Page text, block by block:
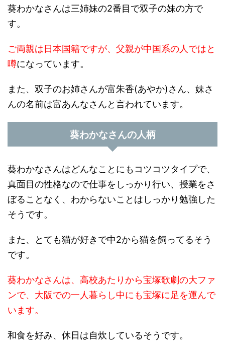
葵わかなさんは三姉妹の2番目で双子の妹の方で
す。
ご両親は日本国籍ですが、父親が中国系の人ではと
噂になっています。
また、双子のお姉さんが富朱香(あやか)さん、妹さ
んの名前は富あんなさんと言われています。
葵わかなさんの人柄
葵わかなさんはどんなことにもコツコツタイプで、
真面目の性格なので仕事をしっかり行い、授業をさ
ぼることなく、わからないことはしっかり勉強した
そうです。
また、とても猫が好きで中2から猫を飼ってるそう
です。
葵わかなさんは、高校あたりから宝塚歌劇の大ファ
ンで、大阪での一人暮らし中にも宝塚に足を運んで
います。
和食を好み、休日は自炊しているそうです。